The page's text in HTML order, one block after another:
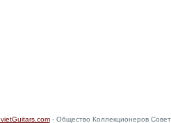
- Общество Коллекционеров